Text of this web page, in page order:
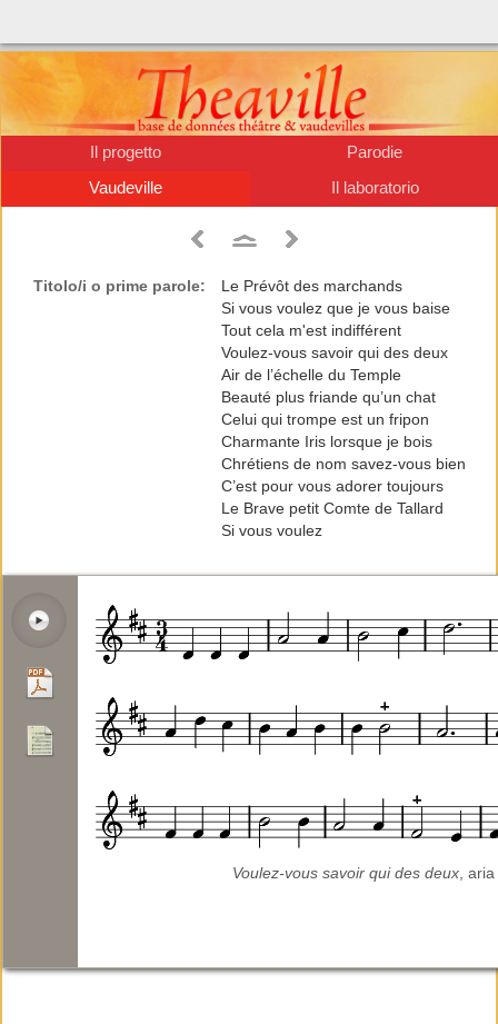
Il progetto
Parodie
Vaudeville
Il laboratorio
Titolo/i o prime parole:
Le Prévôt des marchands
Si vous voulez que je vous baise
Tout cela m'est indifférent
Voulez-vous savoir qui des deux
Air de l’échelle du Temple
Beauté plus friande qu’un chat
Celui qui trompe est un fripon
Charmante Iris lorsque je bois
Chrétiens de nom savez-vous bien
C’est pour vous adorer toujours
Le Brave petit Comte de Tallard
Si vous voulez
Voulez-vous savoir qui des deux,